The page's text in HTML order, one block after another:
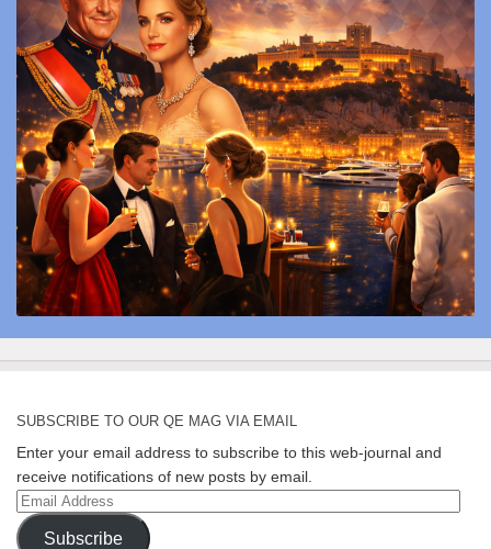
SUBSCRIBE TO OUR QE MAG VIA EMAIL
Enter your email address to subscribe to this web-journal and
receive notifications of new posts by email.
Email
Address
Subscribe